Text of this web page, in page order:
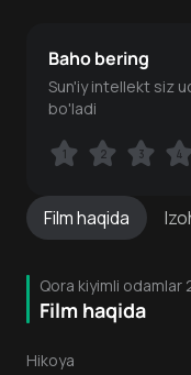
Filmhaqida
Qora kiyimli odamlar
Film haqida
Hikoya
Baho bering
Sun'iy intellekt siz
bo'ladi
1 2 3 4
1 2 3 4